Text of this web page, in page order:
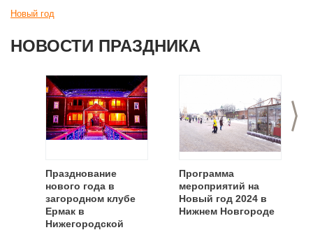
Новый год
НОВОСТИ ПРАЗДНИКА
>
Празднование
нового года в
загородном клубе
Ермак в
Нижегородской
Программа
мероприятий на
Новый год 2024 в
Нижнем Новгороде